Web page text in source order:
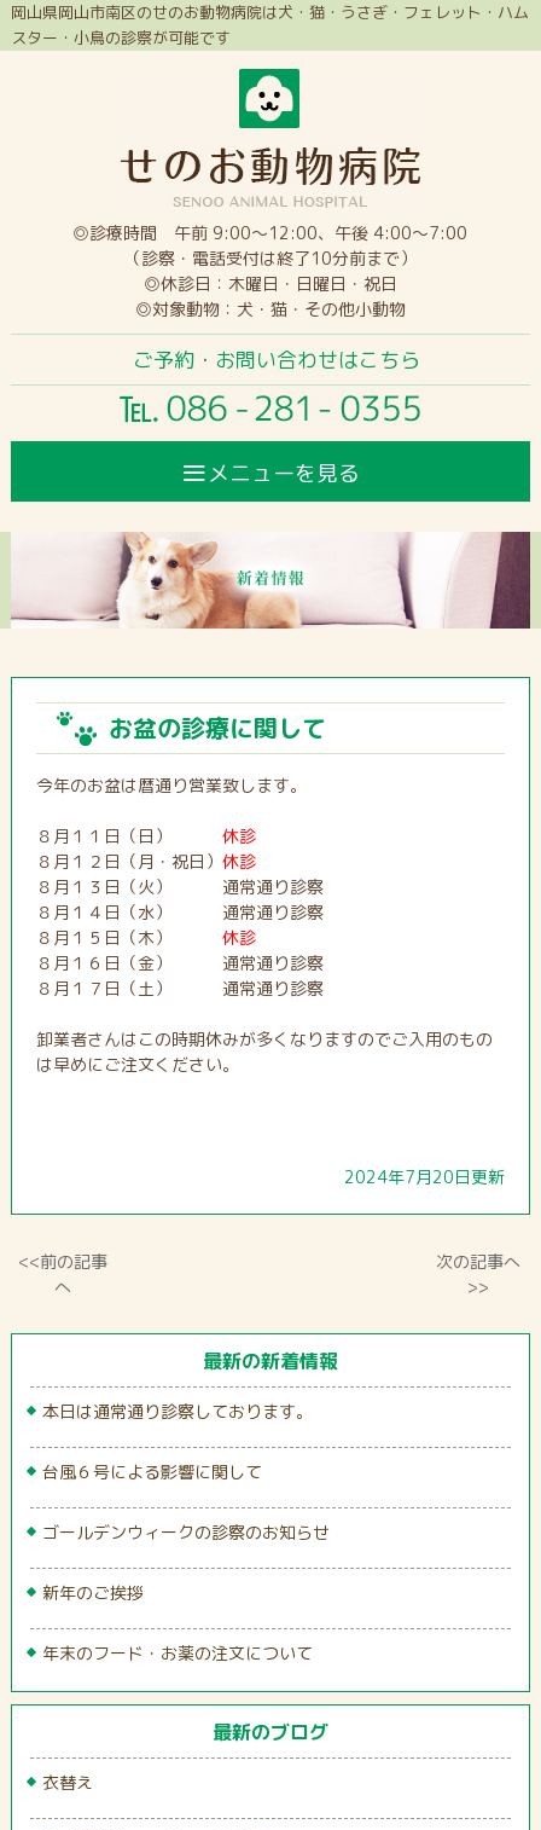
岡山県岡山市南区のせのお動物病院は犬・猫・うさぎ・フェレット・ハム
スター・小鳥の診察が可能です
◎診療時間 午前 9:00～12:00、午後 4:00～7:00
（診察・電話受付は終了10分前まで）
◎休診日：木曜日・日曜日・祝日
◎対象動物：犬・猫・その他小動物
ご予約・お問い合わせはこちら
≡メニューを見る
お盆の診療に関して
今年のお盆は暦通り営業致します。
８月１１日（日） 休診
８月１２日（月・祝日） 休診
８月１３日（火） 通常通り診察
８月１４日（水） 通常通り診察
８月１５日（木） 休診
８月１６日（金） 通常通り診察
８月１７日（土） 通常通り診察
卸業者さんはこの時期休みが多くなりますのでご入用のもの
は早めにご注文ください。
2024年7月20日更新
<<前の記事
へ
次の記事へ
>>
最新の新着情報
本日は通常通り診察しております。
台風６号による影響に関して
ゴールデンウィークの診察のお知らせ
新年のご挨拶
年末のフード・お薬の注文について
最新のブログ
衣替え